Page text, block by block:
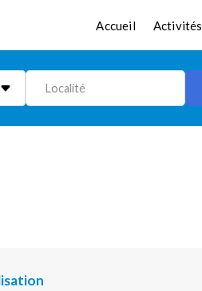
Accueil Activités
Localité